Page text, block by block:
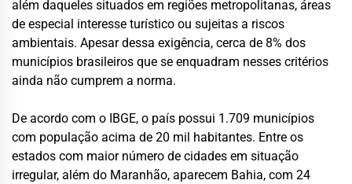
além daqueles situados em regiões metropolitanas, áreas
de especial interesse turístico ou sujeitas a riscos
ambientais. Apesar dessa exigência, cerca de 8% dos
municípios brasileiros que se enquadram nesses critérios
ainda não cumprem a norma.
De acordo com o IBGE, o país possui 1.709 municípios
com população acima de 20 mil habitantes. Entre os
estados com maior número de cidades em situação
irregular, além do Maranhão, aparecem Bahia, com 24